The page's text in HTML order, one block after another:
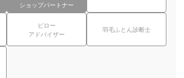
ショップパートナー
ピロー
アドバイザー
羽毛ふとん診断士